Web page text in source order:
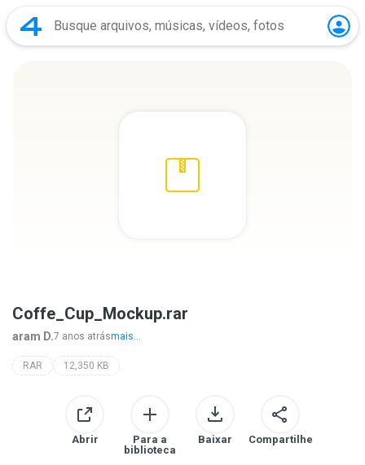
Coffe_Cup_Mockup.rar
aram D.7 anos atrásmais...
RAR 12,350 KB
Abrir
Para a
biblioteca
Baixar Compartilhe